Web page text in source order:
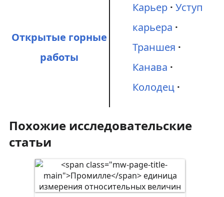
Открытые горные
работы
Карьер Уступ
карьера
Траншея
Канава
Колодец
Похожие исследовательские
статьи